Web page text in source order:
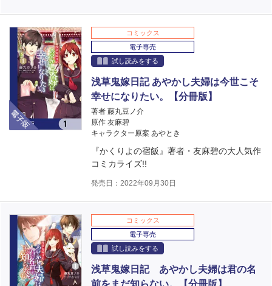
電子版
コミックス
電子専売
試し読みをする
浅草鬼嫁日記 あやかし夫婦は今世こそ
幸せになりたい。【分冊版】
著者 藤丸豆ノ介
原作 友麻碧
キャラクター原案 あやとき
『かくりよの宿飯』著者・友麻碧の大人気作
コミカライズ!!
発売日：2022年09月30日
コミックス
電子専売
試し読みをする
浅草鬼嫁日記 あやかし夫婦は君の名
前をまだ知らない。【分冊版】